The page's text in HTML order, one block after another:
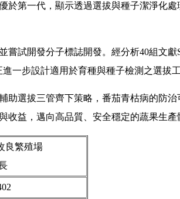
於第一代，顯示透過選拔與種子潔淨化
試開發分子標誌開發。經分析40組文獻
一步設計適用於育種與種子檢測之選拔工
選拔三管齊下策略，番茄青枯病的防
益，邁向高品質、安全穩定的蔬果生產
良繁殖場